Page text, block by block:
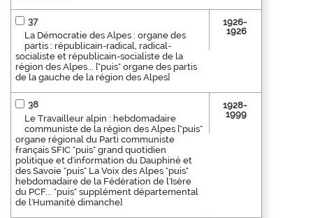
37
La Démocratie des Alpes : organe des
partis : républicain-radical, radical-
socialiste et républicain-socialiste de la
région des Alpes... ["puis" organe des partis
de la gauche de la région des Alpes]
1926-
1926
38
Le Travailleur alpin : hebdomadaire
communiste de la région des Alpes ["puis"
organe régional du Parti communiste
français SFIC "puis" grand quotidien
politique et d'information du Dauphiné et
des Savoie "puis" La Voix des Alpes "puis"
hebdomadaire de la Fédération de l'Isère
du PCF... "puis" supplément départemental
de l'Humanité dimanche]
1928-
1999